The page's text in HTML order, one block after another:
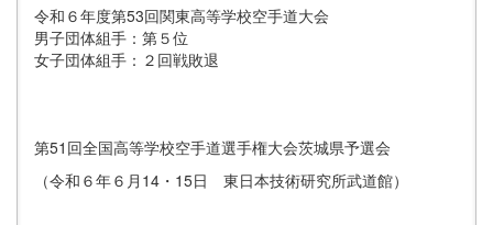
令和６年度第53回関東高等学校空手道大会
男子団体組手：第５位
女子団体組手：２回戦敗退
第51回全国高等学校空手道選手権大会茨城県予選会
（令和６年６月14・15日 東日本技術研究所武道館）